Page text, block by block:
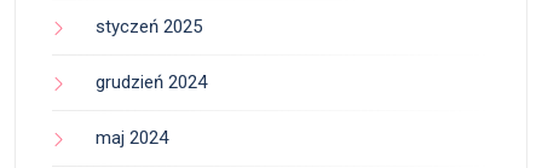
styczeń 2025
grudzień 2024
maj 2024